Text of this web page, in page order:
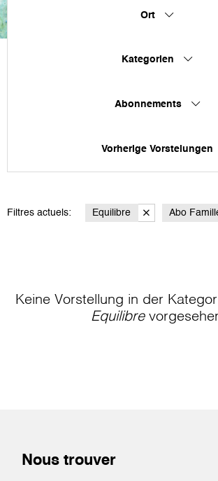
Ort
Kategorien
Abonnements
Vorherige Vorstelungen
Filtres actuels: Equilibre Abo
Keine Vorstellung in der
Equilibre
Nous trouver